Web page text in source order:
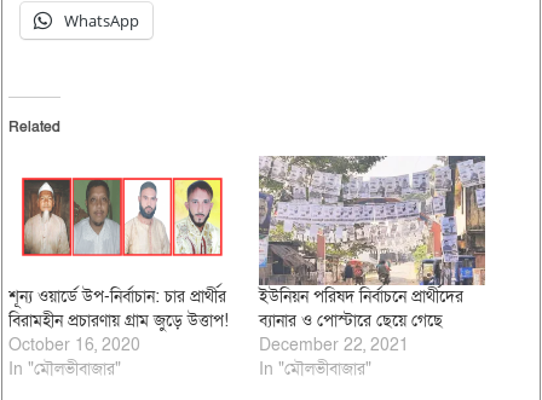
WhatsApp
Related
শূন্য ওয়ার্ডে উপ-নির্বাচান: চার প্রার্থীর
বিরামহীন প্রচারণায় গ্রাম জুড়ে উত্তাপ!
October 16, 2020
In "মৌলভীবাজার"
ইউনিয়ন পরিষদ নির্বাচনে প্রার্থীদের
ব্যানার ও পোস্টারে ছেয়ে গেছে
December 22, 2021
In "মৌলভীবাজার"